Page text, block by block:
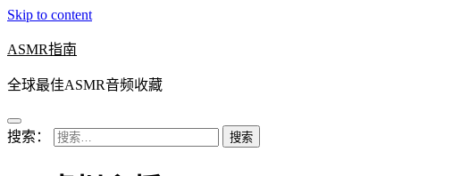
Skip to content
ASMR指南
全球最佳ASMR音频收藏
搜索：